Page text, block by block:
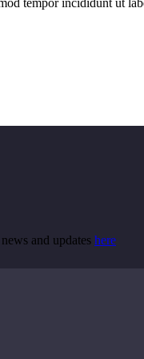
tempor incididunt ut
and updates here